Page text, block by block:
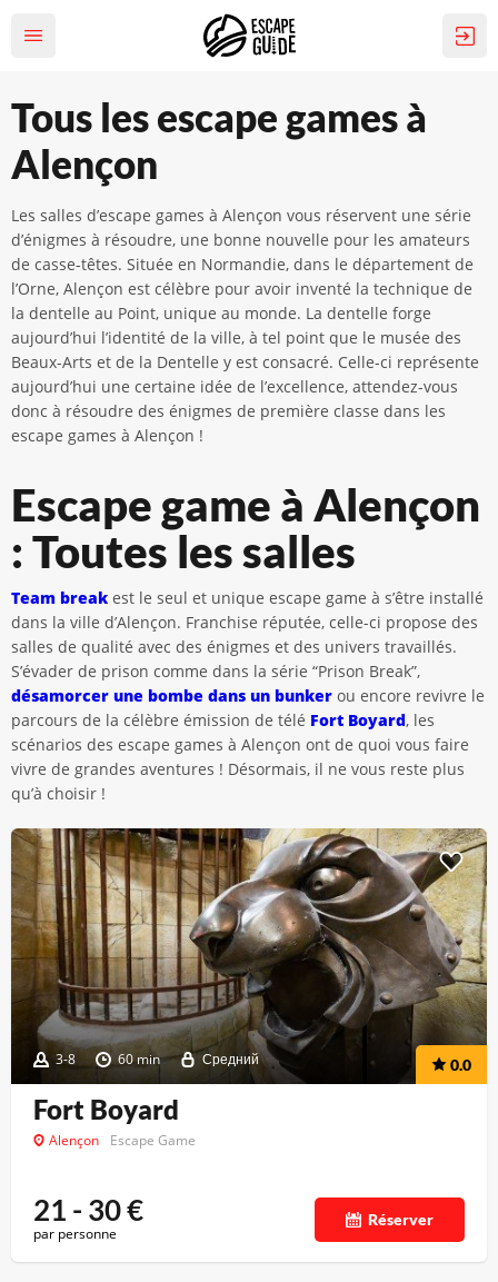
Tous les escape games à
Alençon
Les salles d’escape games à Alençon vous réservent une série
d’énigmes à résoudre, une bonne nouvelle pour les amateurs
de casse-têtes. Située en Normandie, dans le département de
l’Orne, Alençon est célèbre pour avoir inventé la technique de
la dentelle au Point, unique au monde. La dentelle forge
aujourd’hui l’identité de la ville, à tel point que le musée des
Beaux-Arts et de la Dentelle y est consacré. Celle-ci représente
aujourd’hui une certaine idée de l’excellence, attendez-vous
donc à résoudre des énigmes de première classe dans les
escape games à Alençon !
Escape game à Alençon
: Toutes les salles
Team break est le seul et unique escape game à s’être installé
dans la ville d’Alençon. Franchise réputée, celle-ci propose des
salles de qualité avec des énigmes et des univers travaillés.
S’évader de prison comme dans la série “Prison Break”,
désamorcer une bombe dans un bunker ou encore revivre le
parcours de la célèbre émission de télé Fort Boyard, les
scénarios des escape games à Alençon ont de quoi vous faire
vivre de grandes aventures ! Désormais, il ne vous reste plus
qu’à choisir !
3-8 60 min Средний 0.0
Fort Boyard
Alençon Escape Game
21 - 30€
par personne
Réserver